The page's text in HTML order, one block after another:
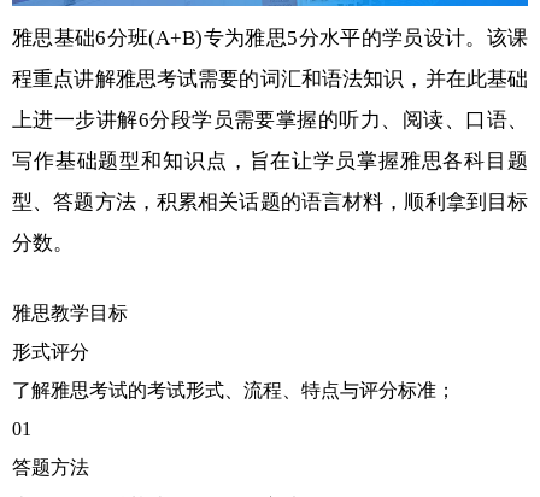
雅思基础6分班(A+B)专为雅思5分水平的学员设计。该课
程重点讲解雅思考试需要的词汇和语法知识，并在此基础
上进一步讲解6分段学员需要掌握的听力、阅读、口语、
写作基础题型和知识点，旨在让学员掌握雅思各科目题
型、答题方法，积累相关话题的语言材料，顺利拿到目标
分数。
雅思教学目标
形式评分
了解雅思考试的考试形式、流程、特点与评分标准；
01
答题方法